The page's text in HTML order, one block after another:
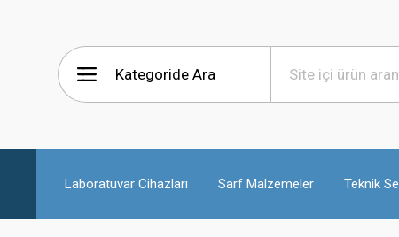
Laboratuvar Cihazları Sarf Malzemeler Teknik